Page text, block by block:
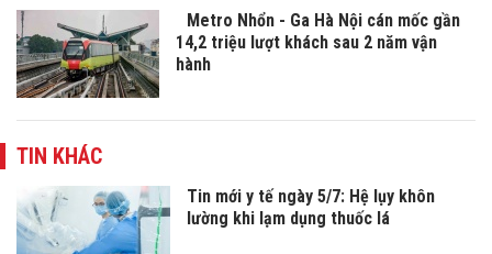
Metro Nhổn - Ga Hà Nội cán mốc gần
14,2 triệu lượt khách sau 2 năm vận
hành
TIN KHÁC
Tin mới y tế ngày 5/7: Hệ lụy khôn
lường khi lạm dụng thuốc lá